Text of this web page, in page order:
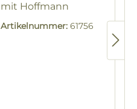
mit Hoffmann
Seitenteil
Artikelnummer:61756